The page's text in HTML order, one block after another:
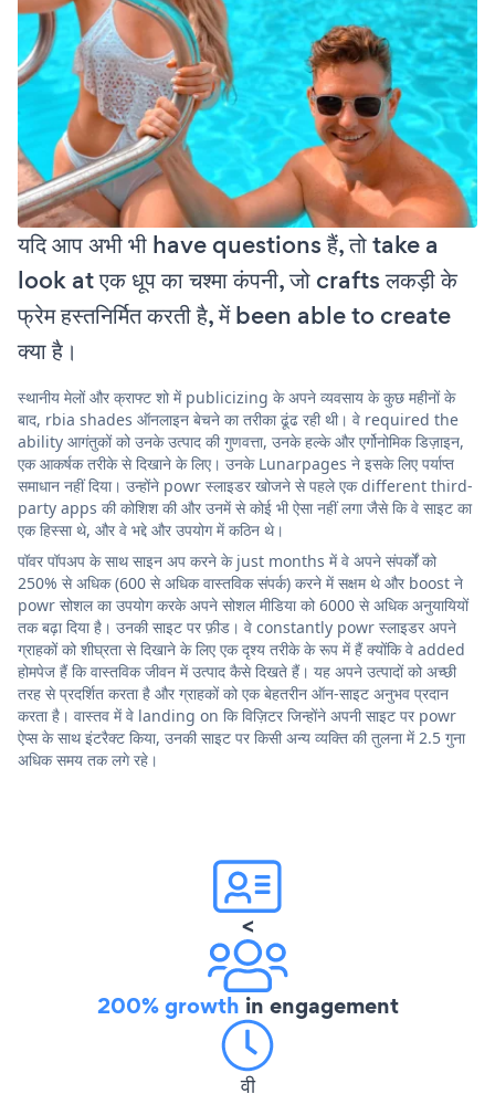
यदि आप अभी भी have questions हैं, तो take a
look at एक धूप का चश्मा कंपनी, जो crafts लकड़ी के
फ्रेम हस्तनिर्मित करती है, में been able to create
क्या है।
स्थानीय मेलों और क्राफ्ट शो में publicizing के अपने व्यवसाय के कुछ महीनों के
बाद, rbia shades ऑनलाइन बेचने का तरीका ढूंढ रही थी। वे required the
ability आगंतुकों को उनके उत्पाद की गुणवत्ता, उनके हल्के और एर्गोनोमिक डिज़ाइन,
एक आकर्षक तरीके से दिखाने के लिए। उनके Lunarpages ने इसके लिए पर्याप्त
समाधान नहीं दिया। उन्होंने powr स्लाइडर खोजने से पहले एक different third-
party apps की कोशिश की और उनमें से कोई भी ऐसा नहीं लगा जैसे कि वे साइट का
एक हिस्सा थे, और वे भद्दे और उपयोग में कठिन थे।
पॉवर पॉपअप के साथ साइन अप करने के just months में वे अपने संपर्कों को
250% से अधिक (600 से अधिक वास्तविक संपर्क) करने में सक्षम थे और boost ने
powr सोशल का उपयोग करके अपने सोशल मीडिया को 6000 से अधिक अनुयायियों
तक बढ़ा दिया है। उनकी साइट पर फ़ीड। वे constantly powr स्लाइडर अपने
ग्राहकों को शीघ्रता से दिखाने के लिए एक दृश्य तरीके के रूप में हैं क्योंकि वे added
होमपेज हैं कि वास्तविक जीवन में उत्पाद कैसे दिखते हैं। यह अपने उत्पादों को अच्छी
तरह से प्रदर्शित करता है और ग्राहकों को एक बेहतरीन ऑन-साइट अनुभव प्रदान
करता है। वास्तव में वे landing on कि विज़िटर जिन्होंने अपनी साइट पर powr
ऐप्स के साथ इंटरैक्ट किया, उनकी साइट पर किसी अन्य व्यक्ति की तुलना में 2.5 गुना
अधिक समय तक लगे रहे।
<
200% growth in engagement
वी